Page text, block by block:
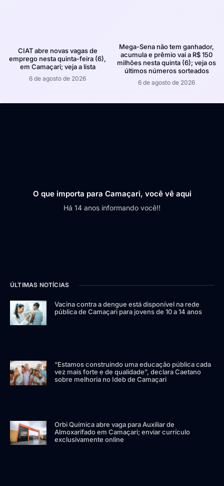
CIAT abre novas vagas de
emprego nesta quinta-feira (6),
em Camaçari; veja a lista
6 de agosto de 2026
Mega-Sena não tem ganhador,
acumula e prêmio vai a R$ 150
milhões nesta quinta (6); veja os
últimos números sorteados
6 de agosto de 2026
O que importa para Camaçari, você vê aqui
Há 14 anos informando você!!
ÚLTIMAS NOTÍCIAS
Vacina contra a dengue está disponível na rede
pública de Camaçari para jovens de 10 a 14 anos
“Estamos construindo uma educação pública cada
vez mais forte e de qualidade”, declara Caetano
sobre melhoria no Ideb de Camaçari
Orbi Química abre vaga para Auxiliar de
Almoxarifado em Camaçari; enviar currículo
exclusivamente online